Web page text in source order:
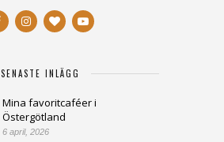
SENASTE INLÄGG
Mina favoritcaféer i
Östergötland
6 april, 2026